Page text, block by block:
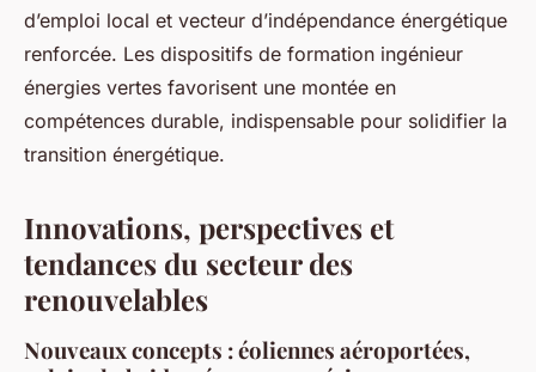
d’emploi local et vecteur d’indépendance énergétique
renforcée. Les dispositifs de formation ingénieur
énergies vertes favorisent une montée en
compétences durable, indispensable pour solidifier la
transition énergétique.
Innovations, perspectives et
tendances du secteur des
renouvelables
Nouveaux concepts : éoliennes aéroportées,